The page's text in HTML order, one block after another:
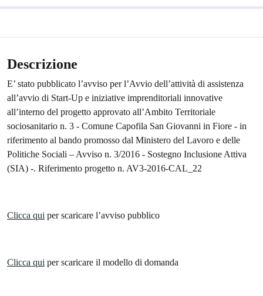
Descrizione
E’ stato pubblicato l’avviso per l’Avvio dell’attività di assistenza
all’avvio di Start-Up e iniziative imprenditoriali innovative
all’interno del progetto approvato all’Ambito Territoriale
sociosanitario n. 3 - Comune Capofila San Giovanni in Fiore - in
riferimento al bando promosso dal Ministero del Lavoro e delle
Politiche Sociali – Avviso n. 3/2016 - Sostegno Inclusione Attiva
(SIA) -. Riferimento progetto n. AV3-2016-CAL_22
Clicca qui per scaricare l’avviso pubblico
Clicca qui per scaricare il modello di domanda